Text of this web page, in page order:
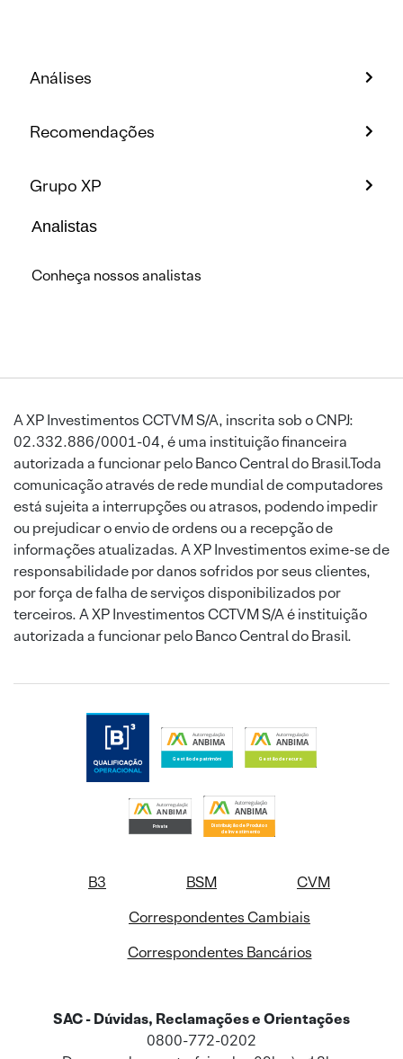
Análises
Recomendações
Grupo XP
Analistas
Conheça nossos analistas
A XP Investimentos CCTVM S/A, inscrita sob o CNPJ:
02.332.886/0001-04, é uma instituição financeira
autorizada a funcionar pelo Banco Central do Brasil.Toda
comunicação através de rede mundial de computadores
está sujeita a interrupções ou atrasos, podendo impedir
ou prejudicar o envio de ordens ou a recepção de
informações atualizadas. A XP Investimentos exime-se de
responsabilidade por danos sofridos por seus clientes,
por força de falha de serviços disponibilizados por
terceiros. A XP Investimentos CCTVM S/A é instituição
autorizada a funcionar pelo Banco Central do Brasil.
B3 BSM
CVM
Correspondentes Cambiais
Correspondentes Bancários
SAC - Dúvidas, Reclamações e Orientações
0800-772-0202